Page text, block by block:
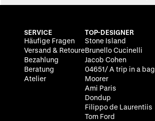
SERVICE
Häufige Fragen
Versand & Retoure
Bezahlung
Beratung
Atelier
TOP-DESIGNER
Stone Island
Brunello Cucinelli
Jacob Cohen
04651/ A trip in a bag
Moorer
Ami Paris
Dondup
Filippo de Laurentiis
Tom Ford